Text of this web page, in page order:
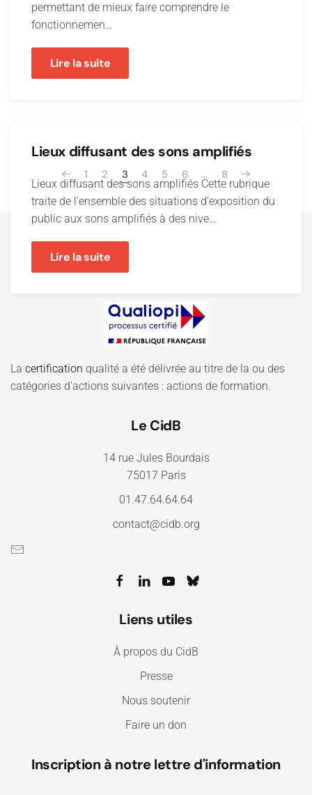
permettant de mieux faire comprendre le
fonctionnemen…
Lire la suite
Lieux diffusant des sons amplifiés
Lieux diffusant des sons amplifiés Cette rubrique
traite de l’ensemble des situations d’exposition du
public aux sons amplifiés à des nive…
Lire la suite
1 2 3 4 5 6 … 8
La certification qualité a été délivrée au titre de la ou des
catégories d'actions suivantes : actions de formation.
Le CidB
14 rue Jules Bourdais
75017 Paris
01.47.64.64.64
contact@cidb.org
Liens utiles
À propos du CidB
Presse
Nous soutenir
Faire un don
Inscription à notre lettre d'information